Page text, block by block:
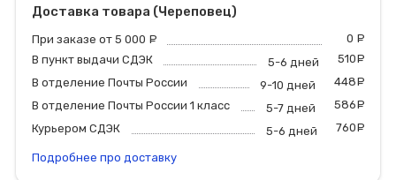
Доставка товара (Череповец)
При заказе от 5 000 0
В пункт выдачи СДЭК
5-6 дней 510
В отделение Почты России
9-10 дней 448
В отделение Почты России 1 класс
5-7 дней 586
Курьером СДЭК
5-6 дней 760
Подробнее про доставку